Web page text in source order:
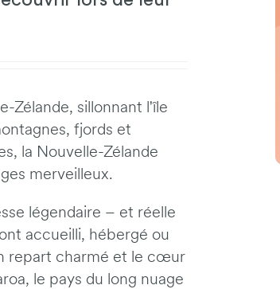
Zélande, sillonnant l'île
fjords et
la Nouvelle-Zélande
merveilleux.
légendaire – et réelle
accueilli, hébergé ou
repart charmé et le cœur
le pays du long nuage